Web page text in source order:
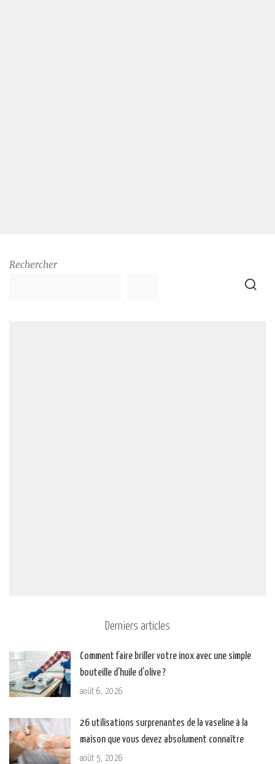
Rechercher
Derniers articles
Comment faire briller votre inox avec une simple
bouteille d’huile d’olive ?
août 6, 2026
26 utilisations surprenantes de la vaseline à la
maison que vous devez absolument connaître
août 5, 2026